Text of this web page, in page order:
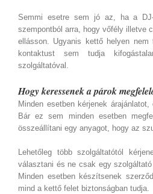
Semmi esetre sem jó az, ha a
szempontból arra, hogy vőfély illetve
ellásson. Ugyanis kettő helyen
kontaktust sem tudja
szolgáltatóval.
Hogy keressenek a párok
Minden esetben kérjenek
Bár ez sem minden esetben
összeállítani egy anyagot, hogy az
Lehetőleg több szolgáltatótól
választani és ne csak egy
Minden esetben készítsenek
mind a kettő felet biztonságban tudja.